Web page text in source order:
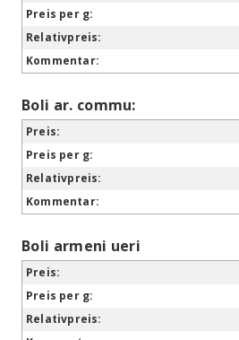
Boli ar. commu:
Boli armeni ueri